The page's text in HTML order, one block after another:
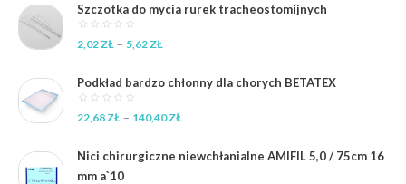
Szczotka do mycia rurek tracheostomijnych
2,02 ZŁ – 5,62 ZŁ
od
do
Podkład bardzo chłonny dla chorych BETATEX
22,68 ZŁ – 140,40ZŁ
od
Nici chirurgiczne niewchłanialne AMIFIL 5,0 / 75cm 16
mm a`10